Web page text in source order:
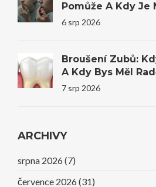
Pomůže A Kdy Je
Stomatologie
6 srp 2026
Broušení Zubů:
A Kdy Bys Měl
7 srp 2026
ARCHIVY
srpna 2026 (7)
července 2026 (31)